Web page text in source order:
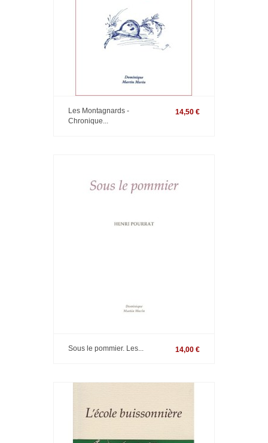
Les Montagnards -
Chronique...
14,50 €
Sous le pommier. Les... 14,00 €